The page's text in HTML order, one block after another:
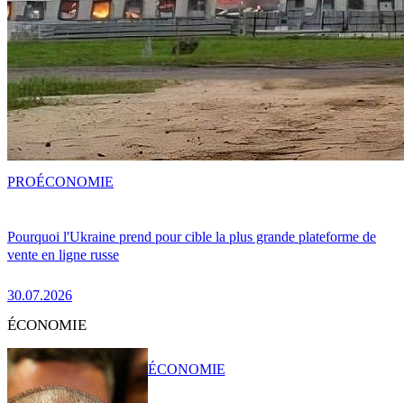
Pourquoi l'Ukraine prend pour cible la plus grande plateforme de
vente en ligne russe
30.07.2026
PROÉCONOMIE
ÉCONOMIE
ÉCONOMIE